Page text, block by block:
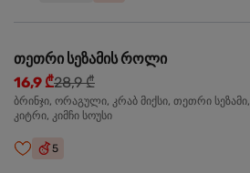
თეთრი სეზამის როლი
16,9 ₾28,9 ₾
ბრინჯი, ორაგული, კრაბ მიქსი, თეთრი სეზამი,
კიტრი, კიმჩი სოუსი
5